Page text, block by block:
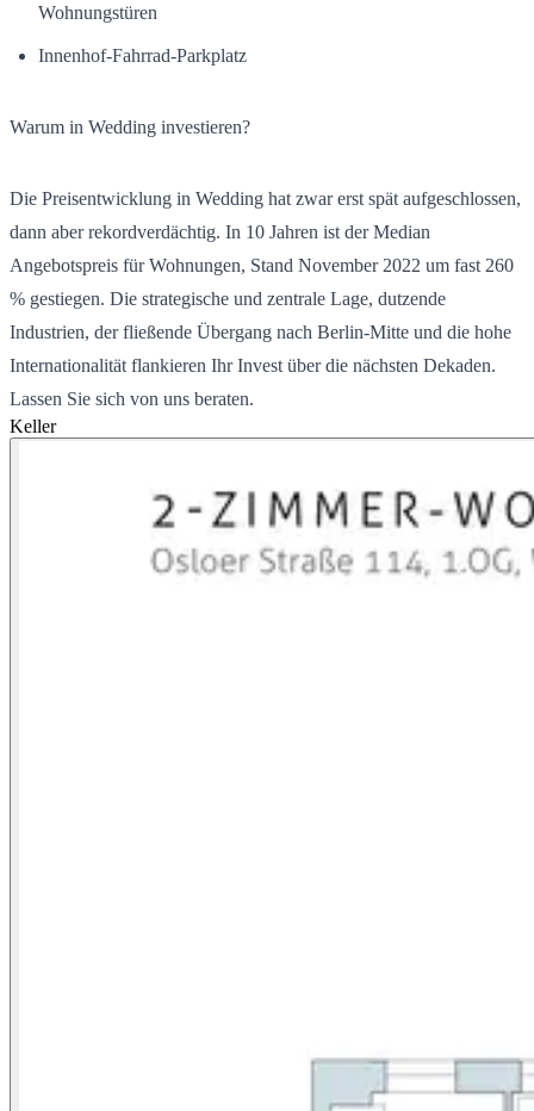
Wohnungstüren
Innenhof-Fahrrad-Parkplatz
Warum in Wedding investieren?
Die Preisentwicklung in Wedding hat zwar erst spät aufgeschlossen,
dann aber rekordverdächtig. In 10 Jahren ist der Median
Angebotspreis für Wohnungen, Stand November 2022 um fast 260
% gestiegen. Die strategische und zentrale Lage, dutzende
Industrien, der fließende Übergang nach Berlin-Mitte und die hohe
Internationalität flankieren Ihr Invest über die nächsten Dekaden.
Lassen Sie sich von uns beraten.
Keller